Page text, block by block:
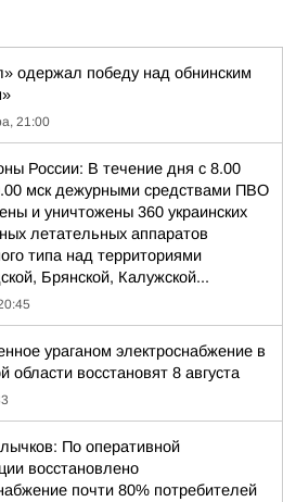
одержал победу над обнинским
21:00
России: В течение дня с 8.00
мск дежурными средствами ПВО
и уничтожены 360 украинских
летательных аппаратов
типа над территориями
Брянской, Калужской...
ураганом электроснабжение в
области восстановят 8 августа
По оперативной
восстановлено
почти 80% потребителей